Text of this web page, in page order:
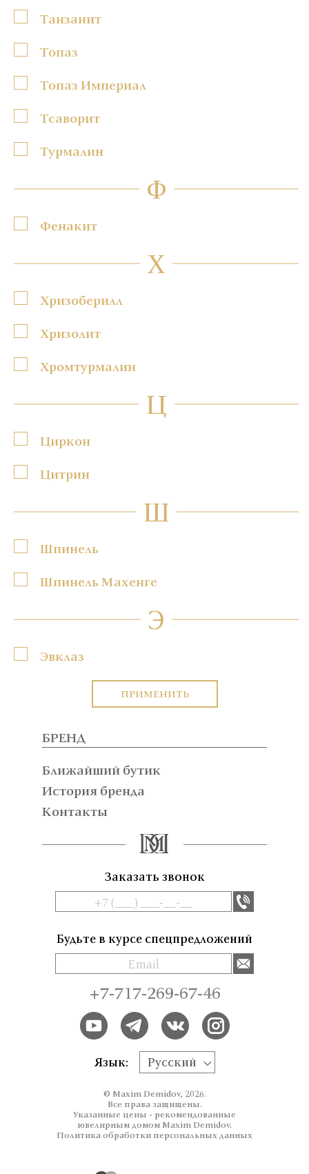
Танзанит
Топаз
Топаз Империал
Тсаворит
Турмалин
Ф
Фенакит
Х
Хризоберилл
Хризолит
Хромтурмалин
Ц
Циркон
Цитрин
Ш
Шпинель
Шпинель Махенге
Э
Эвклаз
ПРИМЕНИТЬ
БРЕНД
Ближайший бутик
История бренда
Контакты
Заказать звонок
Будьте в курсе спецпредложений
+7-717-269-67-46
Язык: Русский
© Maxim Demidov, 2026.
Все права защищены.
Указанные цены - рекомендованные
ювелирным домом Maxim Demidov.
Политика обработки персональных данных